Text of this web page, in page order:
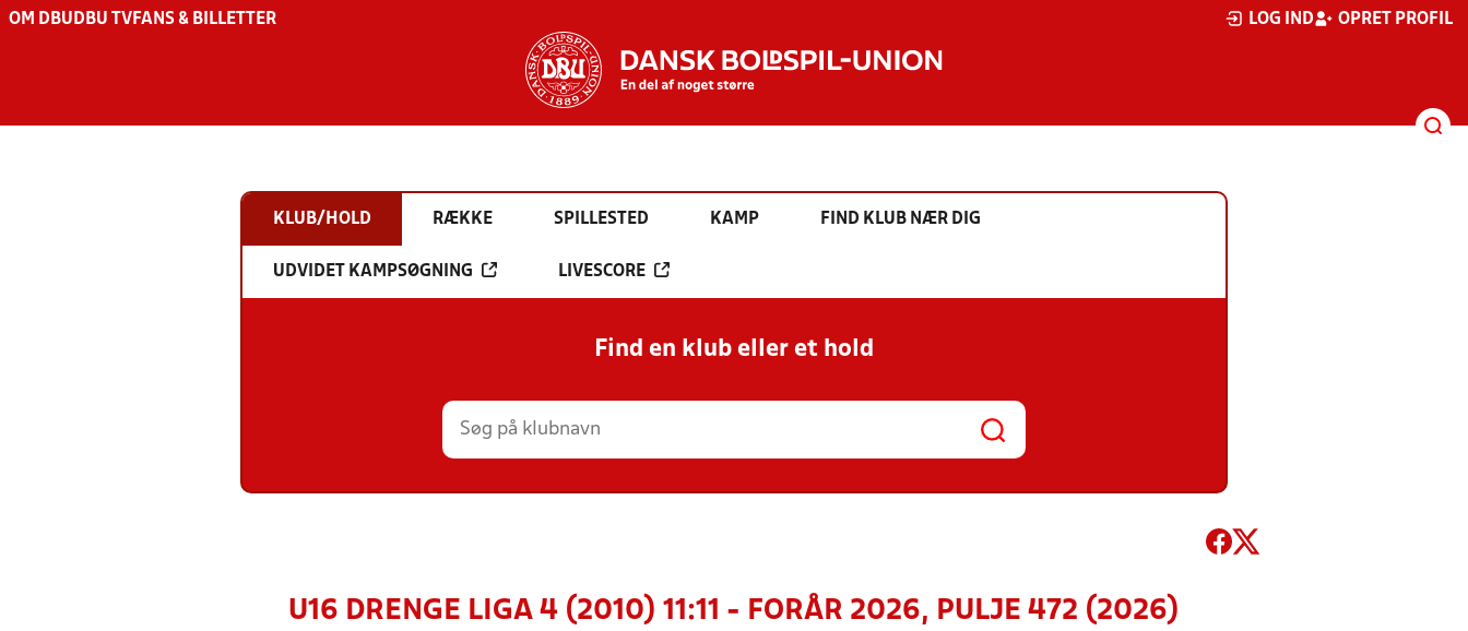
OM DBU DBU TV FANS & BILLETTER LOG IND OPRET PROFIL
KLUB/HOLD RÆKKE SPILLESTED KAMP FIND KLUB NÆR DIG
UDVIDET KAMPSØGNING LIVESCORE
Find en klub eller et hold
U16 DRENGE LIGA 4 (2010) 11:11 - FORÅR 2026, PULJE 472 (2026)